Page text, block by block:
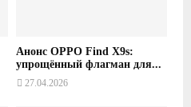
Анонс OPPO Find X9s:
упрощённый флагман для...
27.04.2026